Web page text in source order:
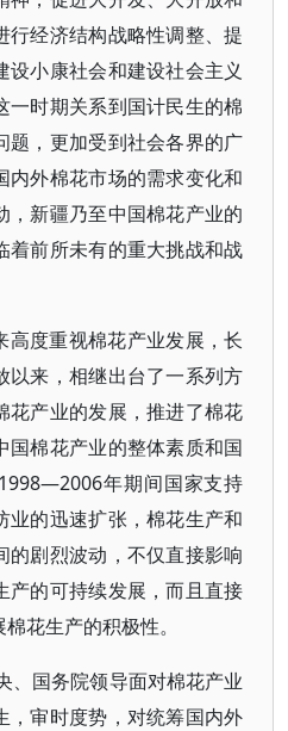
行经济结构战略性调整、提
小康社会和建设社会主义
一时期关系到国计民生的棉
题，更加受到社会各界的广
内外棉花市场的需求变化和
，新疆乃至中国棉花产业的
着前所未有的重大挑战和战
高度重视棉花产业发展，长
以来，相继出台了一系列方
花产业的发展，推进了棉花
国棉花产业的整体素质和国
年期间国家支持
业的迅速扩张，棉花生产和
的剧烈波动，不仅直接影响
产的可持续发展，而且直接
花生产的积极性。
、国务院领导面对棉花产业
，审时度势，对统筹国内外